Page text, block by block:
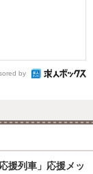
by
援列車」応援メッ